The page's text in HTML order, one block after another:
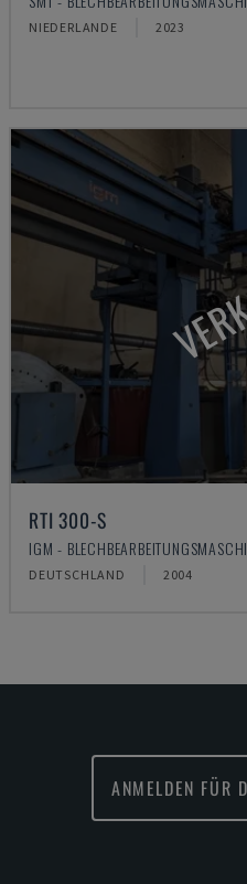
NIEDERLANDE 2023
RTI 300-S
IGM -
DEUTSCHLAND 2004
ANMELDEN FÜR